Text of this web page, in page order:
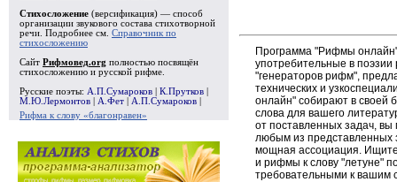
Стихосложение (версификация) — способ
организации звукового состава стихотворной
речи. Подробнее см. Справочник по
стихосложению
Сайт Рифмовед.org полностью посвящён
стихосложению и русской рифме.
Русские поэты: А.П.Сумароков К.Прутков
М.Ю.Лермонтов
А.Фет А.П.Сумароков
Рифма к слову «благонравен»
Программа "Рифмы
употребительные в
"генераторов рифм",
технических и
онлайн" собирают в своей
слова для вашего
от поставленных задач,
любым из
мощная ассоциация. Ищите
и рифмы к слову "летуне"
требовательными к вашим